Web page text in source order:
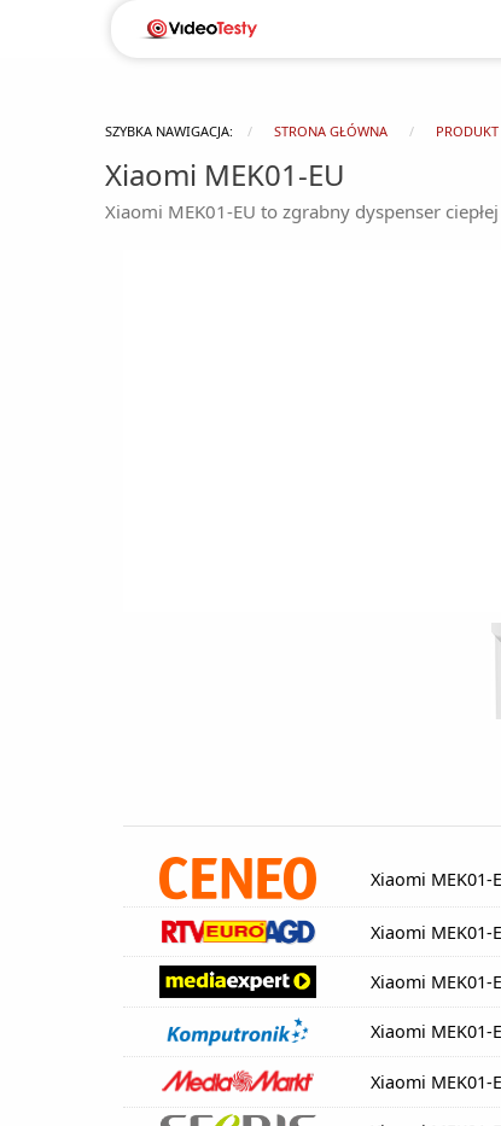
SZYBKA NAWIGACJA: STRONA GŁÓWNA PRODUKT
Xiaomi MEK01-EU
Xiaomi MEK01-EU to zgrabny dyspenser
Xiaomi MEK01-
Xiaomi MEK01-
Xiaomi MEK01-
Xiaomi MEK01-
Xiaomi MEK01-